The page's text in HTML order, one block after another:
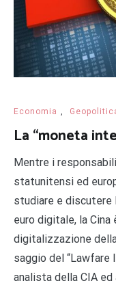
Economia ,
La “moneta
Mentre i
statunitensi ed
studiare e discutere
euro digitale, la
digitalizzazione
saggio del “Lawfare
analista della CIA